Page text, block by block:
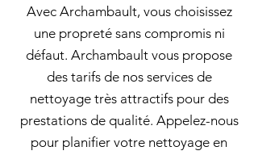
Avec Archambault, vous choisissez
une propreté sans compromis ni
défaut. Archambault vous propose
des tarifs de nos services de
nettoyage très attractifs pour des
prestations de qualité. Appelez-nous
pour planifier votre nettoyage en